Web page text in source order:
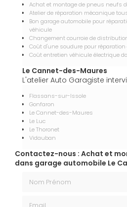
Achat et montage de pneus neufs
Atelier de réparation mécanique
Bon garage automobile pour
véhicule
Changement courroie de
Coût d'une soudure pour
Coût entretien véhicule électrique
Le Cannet-des-Maures
L'atelier Auto Garagiste
Flassans-sur-Issole
Gonfaron
Le Cannet-des-Maures
Le Luc
Le Thoronet
Vidauban
Contactez-nous : Achat et
dans garage automobile Le